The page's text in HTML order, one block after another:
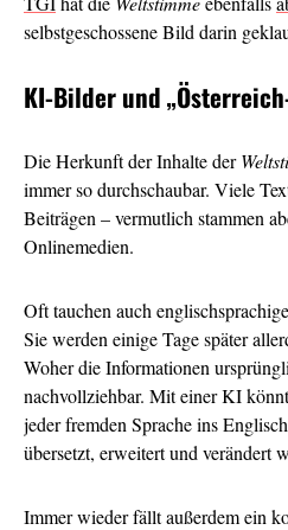
selbstgeschossene Bild darin
KI-Bilder und
Die Herkunft der Inhalte der
immer so durchschaubar. Viele
Beiträgen – vermutlich stammen
Onlinemedien.
Oft tauchen auch
Sie werden einige Tage später
Woher die Informationen
nachvollziehbar. Mit einer KI
jeder fremden Sprache ins
übersetzt, erweitert und verändert
Immer wieder fällt außerdem ein